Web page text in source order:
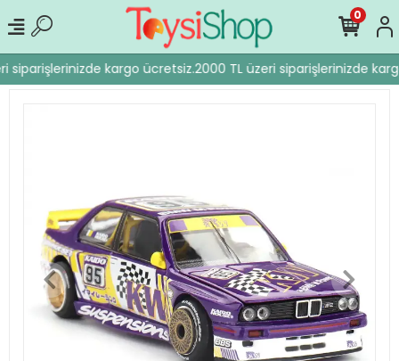
siparişlerinizde kargo ücretsiz.2000 TL üzeri siparişlerinizde
0